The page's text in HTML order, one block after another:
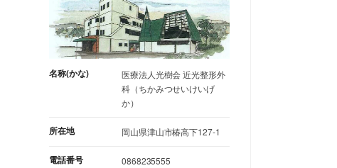
名称(かな)
医療法人光樹会 近光整形外
科（ちかみつせいけいげ
か）
所在地 岡山県津山市椿高下127-1
電話番号 0868235555